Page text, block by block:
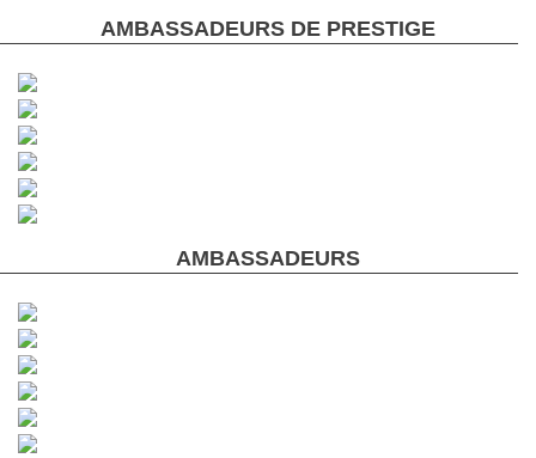
AMBASSADEURS DE PRESTIGE
AMBASSADEURS